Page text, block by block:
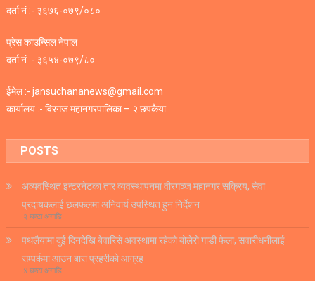
दर्ता नं :- ३६७६-०७९/०८०
प्रेस काउन्सिल नेपाल
दर्ता नं :- ३६५४-०७९/८०
ईमेल :- jansuchananews@gmail.com
कार्यालय :- विरगज महानगरपालिका – २ छपकैया
POSTS
अव्यवस्थित इन्टरनेटका तार व्यवस्थापनमा वीरगञ्ज महानगर सक्रिय, सेवा
प्रदायकलाई छलफलमा अनिवार्य उपस्थित हुन निर्देशन
२ घण्टा अगाडि
पथलैयामा दुई दिनदेखि बेवारिसे अवस्थामा रहेको बोलेरो गाडी फेला, सवारीधनीलाई
सम्पर्कमा आउन बारा प्रहरीको आग्रह
४ घण्टा अगाडि